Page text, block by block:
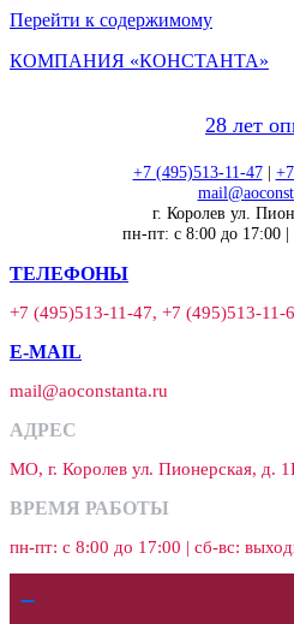
Перейти к содержимому
КОМПАНИЯ «КОНСТАНТА»
28 лет
+7 (495)513-11-47|
г. Королев ул.
пн-пт: с 8:00 до 17:00
ТЕЛЕФОНЫ
+7 (495)513-11-47, +7 (495)513-11-
E-MAIL
mail@aoconstanta.ru
АДРЕС
МО, г. Королев ул. Пионерская, д.
ВРЕМЯ РАБОТЫ
пн-пт: с 8:00 до 17:00 | сб-вс: